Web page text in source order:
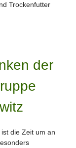
Trockenfutter
der
die Zeit um an